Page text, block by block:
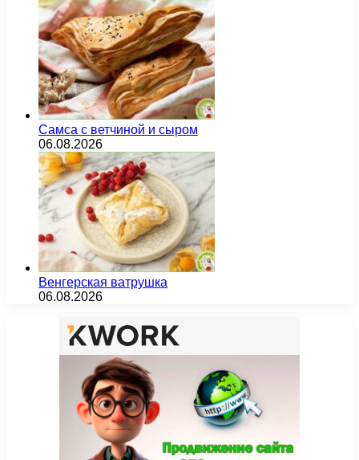
Самса с ветчиной и сыром
06.08.2026
Венгерская ватрушка
06.08.2026